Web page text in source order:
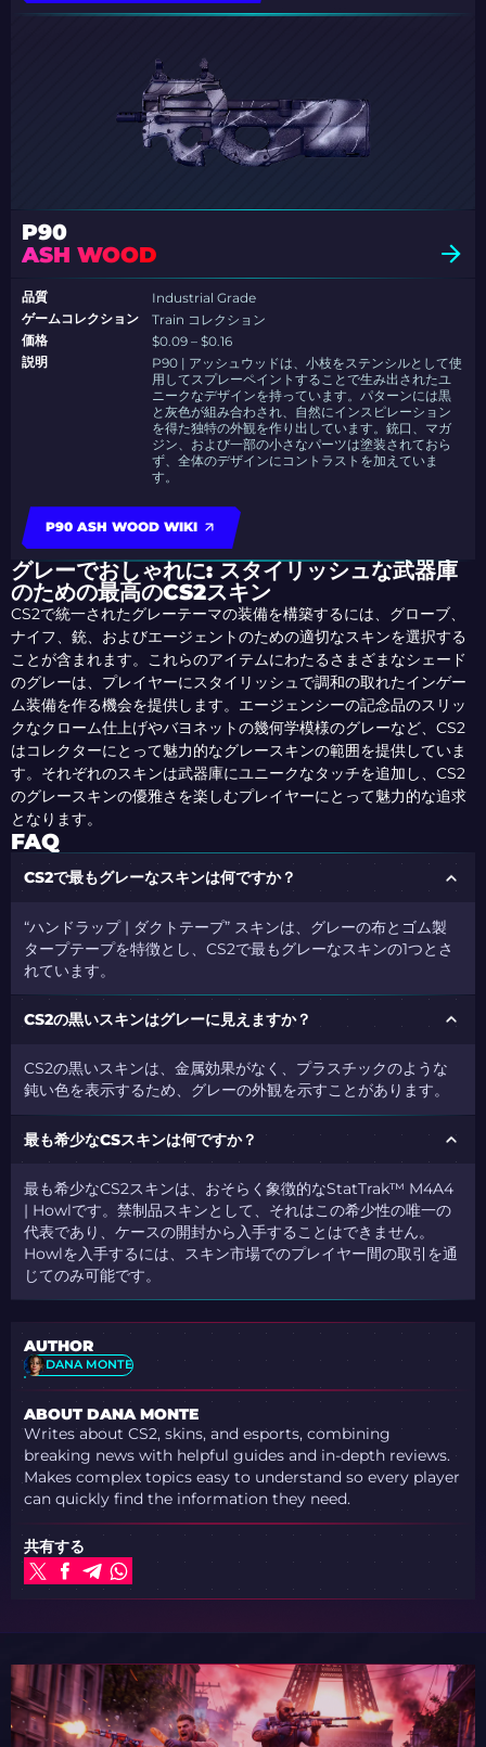
P90
ASH WOOD
品質
Industrial Grade
ゲームコレクション
Train コレクション
価格
$0.09 – $0.16
説明
P90 | アッシュウッドは、小枝をステンシルとして使
用してスプレーペイントすることで生み出されたユ
ニークなデザインを持っています。パターンには黒
と灰色が組み合わされ、自然にインスピレーション
を得た独特の外観を作り出しています。銃口、マガ
ジン、および一部の小さなパーツは塗装されておら
ず、全体のデザインにコントラストを加えていま
す。
P90 ASH WOOD WIKI
グレーでおしゃれに: スタイリッシュな武器庫
のための最高のCS2スキン
CS2で統一されたグレーテーマの装備を構築するには、グローブ、
ナイフ、銃、およびエージェントのための適切なスキンを選択する
ことが含まれます。これらのアイテムにわたるさまざまなシェード
のグレーは、プレイヤーにスタイリッシュで調和の取れたインゲー
ム装備を作る機会を提供します。エージェンシーの記念品のスリッ
クなクローム仕上げやバヨネットの幾何学模様のグレーなど、CS2
はコレクターにとって魅力的なグレースキンの範囲を提供していま
す。それぞれのスキンは武器庫にユニークなタッチを追加し、CS2
のグレースキンの優雅さを楽しむプレイヤーにとって魅力的な追求
となります。
FAQ
CS2で最もグレーなスキンは何ですか？
“ハンドラップ | ダクトテープ” スキンは、グレーの布とゴム製
タープテープを特徴とし、CS2で最もグレーなスキンの1つとさ
れています。
CS2の黒いスキンはグレーに見えますか？
CS2の黒いスキンは、金属効果がなく、プラスチックのような
鈍い色を表示するため、グレーの外観を示すことがあります。
最も希少なCSスキンは何ですか？
最も希少なCS2スキンは、おそらく象徴的なStatTrak™ M4A4
| Howlです。禁制品スキンとして、それはこの希少性の唯一の
代表であり、ケースの開封から入手することはできません。
Howlを入手するには、スキン市場でのプレイヤー間の取引を通
じてのみ可能です。
AUTHOR
DANA MONTE
ABOUT DANA MONTE
Writes about CS2, skins, and esports, combining
breaking news with helpful guides and in-depth reviews.
Makes complex topics easy to understand so every player
can quickly find the information they need.
共有する